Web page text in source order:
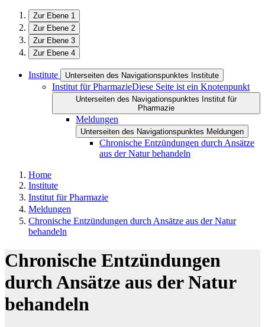
Zur Ebene 1
Zur Ebene 2
Zur Ebene 3
Zur Ebene 4
Institute Unterseiten des Navigationspunktes Institute
Institut für PharmazieDiese Seite ist ein Knotenpunkt
Unterseiten des Navigationspunktes Institut für
Pharmazie
Meldungen
Unterseiten des Navigationspunktes Meldungen
Chronische Entzündungen durch Ansätze
aus der Natur behandeln
Home
Institute
Institut für Pharmazie
Meldungen
Chronische Entzündungen durch Ansätze aus der Natur
behandeln
Chronische Entzündungen
durch Ansätze aus der Natur
behandeln